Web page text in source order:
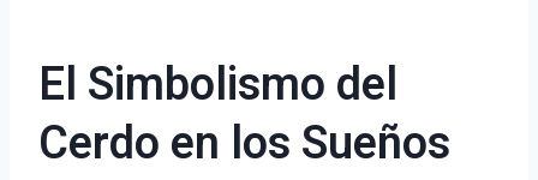
El Simbolismo del
Cerdo en los Sueños